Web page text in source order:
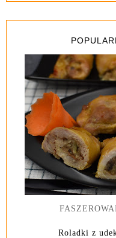
Roladki z